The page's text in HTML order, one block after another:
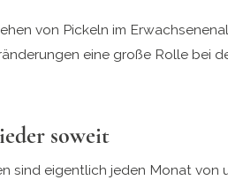
von Pickeln im
eine große Rolle bei
soweit
sind eigentlich jeden Monat von